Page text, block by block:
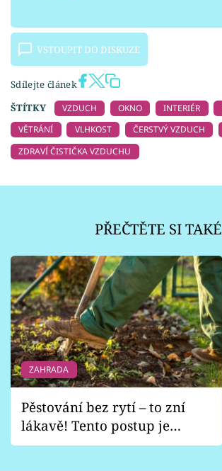
VSTOUPIT DO DISKUZE
Sdílejte článek
ŠTÍTKY
VZDUCH OKNO INTERIÉR
VĚTRÁNÍ
VLHKOST ČERSTVÝ VZDUCH
ZDRAVÍ ČISTIČKA VZDUCHU
PŘEČTĚTE SI TAKÉ
ZAHRADA
Pěstování bez rytí – to zní
lákavě! Tento postup je
vhodný jen pro některé